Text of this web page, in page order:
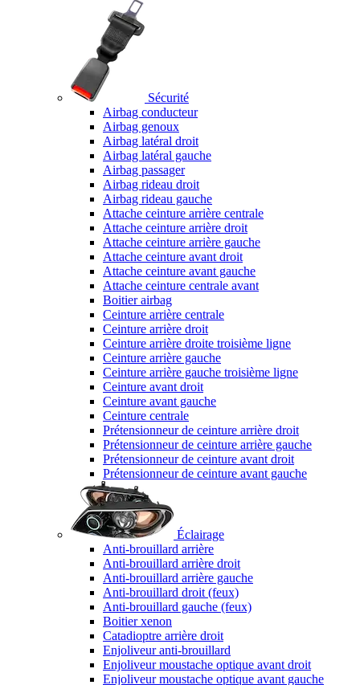
Sécurité
Airbag conducteur
Airbag genoux
Airbag latéral droit
Airbag latéral gauche
Airbag passager
Airbag rideau droit
Airbag rideau gauche
Attache ceinture arrière centrale
Attache ceinture arrière droit
Attache ceinture arrière gauche
Attache ceinture avant droit
Attache ceinture avant gauche
Attache ceinture centrale avant
Boitier airbag
Ceinture arrière centrale
Ceinture arrière droit
Ceinture arrière droite troisième ligne
Ceinture arrière gauche
Ceinture arrière gauche troisième ligne
Ceinture avant droit
Ceinture avant gauche
Ceinture centrale
Prétensionneur de ceinture arrière droit
Prétensionneur de ceinture arrière gauche
Prétensionneur de ceinture avant droit
Prétensionneur de ceinture avant gauche
Éclairage
Anti-brouillard arrière
Anti-brouillard arrière droit
Anti-brouillard arrière gauche
Anti-brouillard droit (feux)
Anti-brouillard gauche (feux)
Boitier xenon
Catadioptre arrière droit
Enjoliveur anti-brouillard
Enjoliveur moustache optique avant droit
Enjoliveur moustache optique avant gauche